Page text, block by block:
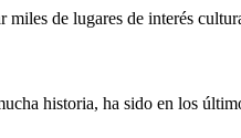
de lugares de interés
historia, ha sido en los